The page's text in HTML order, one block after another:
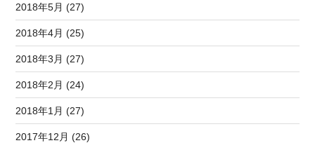
2018年5月 (27)
2018年4月 (25)
2018年3月 (27)
2018年2月 (24)
2018年1月 (27)
2017年12月 (26)